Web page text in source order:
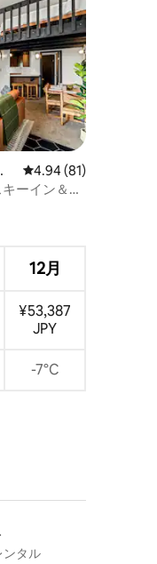
価
レビュー81件、5つ
4.94 (81)
ーイン＆ア
12月
¥53,387
JPY
-7°C
ンタル